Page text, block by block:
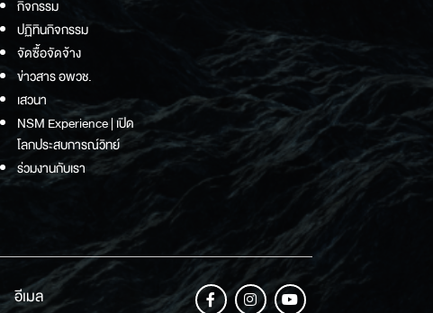
กิจกรรม
ปฏิทินกิจกรรม
จัดซื้อจัดจ้าง
ข่าวสาร อพวช.
เสวนา
NSM Experience | เปิด
โลกประสบการณ์วิทย์
ร่วมงานกับเรา
อีเมล